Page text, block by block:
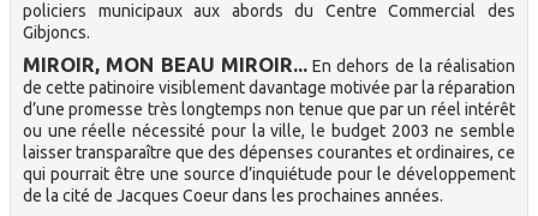
policiers municipaux aux abords du Centre Commercial des
Gibjoncs.
MIROIR, MON BEAU MIROIR...En dehors de la réalisation
de cette patinoire visiblement davantage motivée par la réparation
d’une promesse très longtemps non tenue que par un réel intérêt
ou une réelle nécessité pour la ville, le budget 2003 ne semble
laisser transparaître que des dépenses courantes et ordinaires, ce
qui pourrait être une source d’inquiétude pour le développement
de la cité de Jacques Coeur dans les prochaines années.